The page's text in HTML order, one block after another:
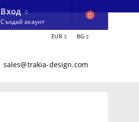
EUR BG
sales@trakia-design.com
Вход
Създай акаунт
0